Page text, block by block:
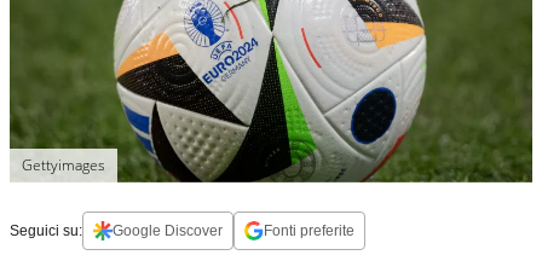
Gettyimages
Seguici su: Google Discover Fonti preferite